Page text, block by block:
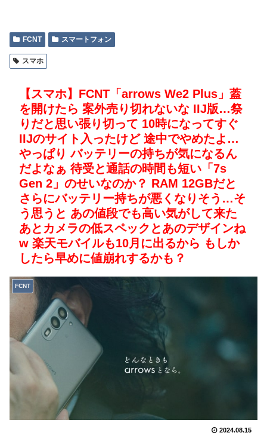
FCNT スマートフォン
スマホ
【スマホ】FCNT「arrows We2 Plus」蓋
を開けたら 案外売り切れないな IIJ版…祭
りだと思い張り切って 10時になってすぐ
IIJのサイト入ったけど 途中でやめたよ…
やっぱり バッテリーの持ちが気になるん
だよなぁ 待受と通話の時間も短い「7s
Gen 2」のせいなのか？ RAM 12GBだと
さらにバッテリー持ちが悪くなりそう…そ
う思うと あの値段でも高い気がして来た
あとカメラの低スペックとあのデザインね
w 楽天モバイルも10月に出るから もしか
したら早めに値崩れするかも？
FCNT
2024.08.15